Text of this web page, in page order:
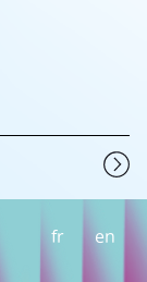
fr en